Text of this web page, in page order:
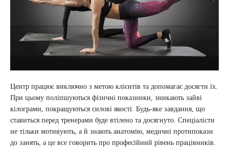
Центр працює виключно з метою клієнтів та допомагає досягти їх.
При цьому поліпшуються фізичні показники, зникають зайві
кілограми, покращуються силові якості. Будь-яке завдання, що
ставиться перед тренерами буде втілено та досягнуто. Спеціалісти
не тільки мотивують, а й знають анатомію, медичні протипокази
до занять, а це все говорить про професійний рівень працівників.